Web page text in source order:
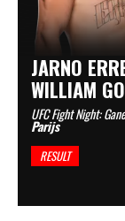
JARNO
WILLIAM
UFC Fight Night:
Parijs
RESULT